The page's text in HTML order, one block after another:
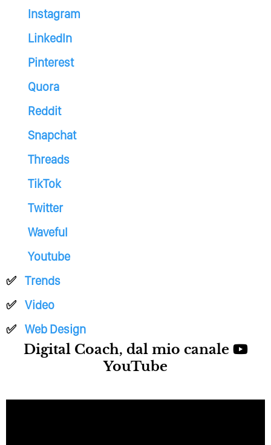
Instagram
LinkedIn
Pinterest
Quora
Reddit
Snapchat
Threads
TikTok
Twitter
Waveful
Youtube
Trends
Video
Web Design
Digital Coach, dal mio canale
YouTube